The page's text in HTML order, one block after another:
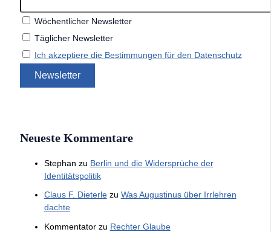
Wöchentlicher Newsletter
Täglicher Newsletter
Ich akzeptiere die Bestimmungen für den Datenschutz
Neueste Kommentare
Stephan zu Berlin und die Widersprüche der
Identitätspolitik
Claus F. Dieterlezu Was Augustinus über Irrlehren
dachte
Kommentatorzu Rechter Glaube